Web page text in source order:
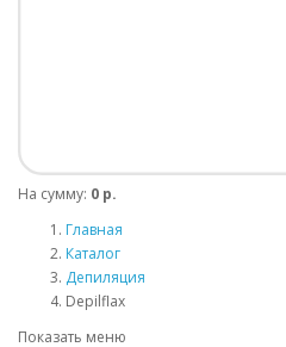
На сумму: 0 р.
Главная
Каталог
Депиляция
Depilflax
Показать меню